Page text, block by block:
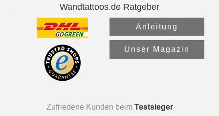
Wandtattoos.de Ratgeber
Anleitung
Unser Magazin
Zufriedene Kunden beim Testsieger